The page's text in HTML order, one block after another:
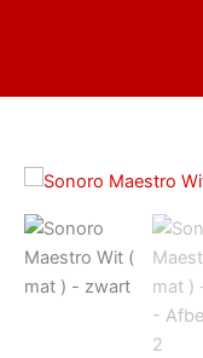
inhoud
Sonoro
Wit
(
)